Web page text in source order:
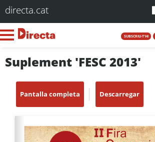
directa.cat
SUBSCRIU-T'HI
Suplement 'FESC 2013'
Pantalla completa Descarregar